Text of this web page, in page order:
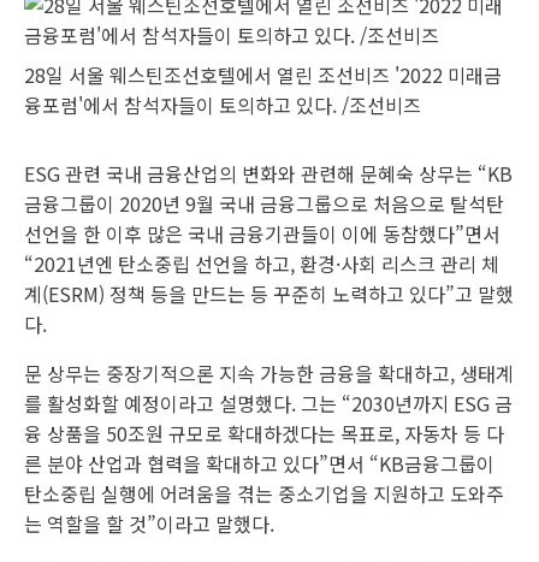
28일 서울 웨스틴조선호텔에서 열린 조선비즈 '2022 미래금
융포럼'에서 참석자들이 토의하고 있다. /조선비즈
ESG 관련 국내 금융산업의 변화와 관련해 문혜숙 상무는 “KB
금융그룹이 2020년 9월 국내 금융그룹으로 처음으로 탈석탄
선언을 한 이후 많은 국내 금융기관들이 이에 동참했다”면서
“2021년엔 탄소중립 선언을 하고, 환경·사회 리스크 관리 체
계(ESRM) 정책 등을 만드는 등 꾸준히 노력하고 있다”고 말했
다.
문 상무는 중장기적으론 지속 가능한 금융을 확대하고, 생태계
를 활성화할 예정이라고 설명했다. 그는 “2030년까지 ESG 금
융 상품을 50조원 규모로 확대하겠다는 목표로, 자동차 등 다
른 분야 산업과 협력을 확대하고 있다”면서 “KB금융그룹이
탄소중립 실행에 어려움을 겪는 중소기업을 지원하고 도와주
는 역할을 할 것”이라고 말했다.